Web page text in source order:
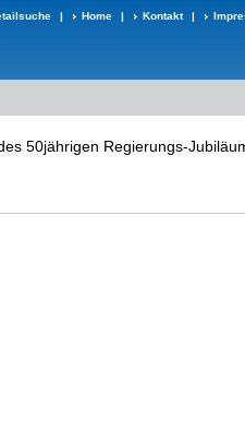
| Home | Kontakt |
50jährigen Regierungs-